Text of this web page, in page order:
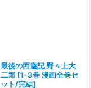
最後の西遊記 野々上大
二郎 [1-3巻 漫画全巻セ
ット/完結]